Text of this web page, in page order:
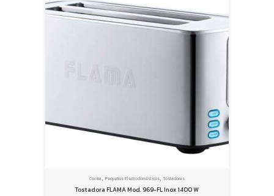
Cocina, Pequeños Electrodomésticos, Tostadoras
Tostadora FLAMA Mod. 969-FL Inox 1400 W